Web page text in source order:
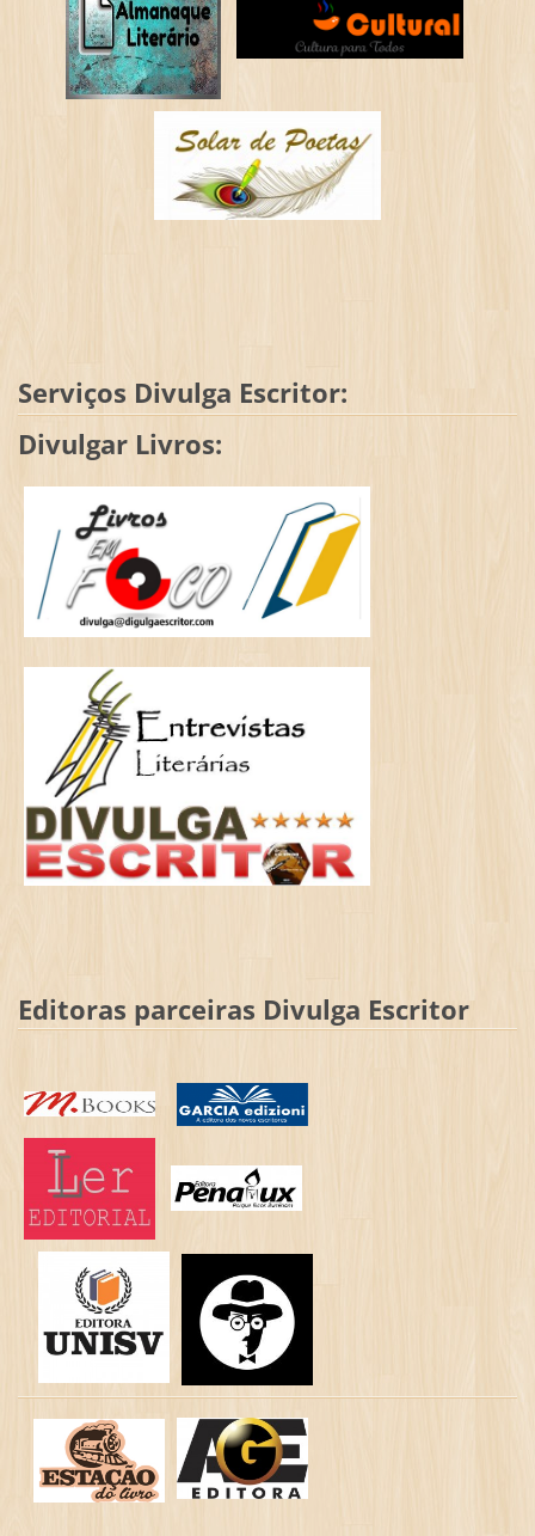
Serviços Divulga Escritor:
Divulgar Livros:
Editoras parceiras Divulga Escritor